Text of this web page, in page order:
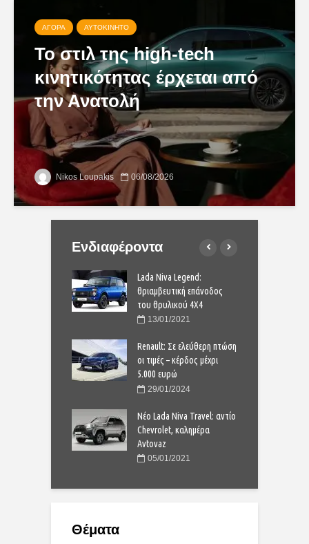
ΑΓΟΡΆ ΑΥΤΟΚΊΝΗΤΟ
Το στιλ της high-tech
κινητικότητας έρχεται από
την Ανατολή
Nikos Loupakis 06/08/2026
Ενδιαφέροντα
Lada Niva Legend:
θριαμβευτική επάνοδος
του θρυλικού 4Χ4
13/01/2021
Renault: Σε ελεύθερη πτώση
οι τιμές – κέρδος μέχρι
5.000 ευρώ
29/01/2024
Νέο Lada Niva Travel: αντίο
Chevrolet, καλημέρα
Avtovaz
05/01/2021
Θέματα